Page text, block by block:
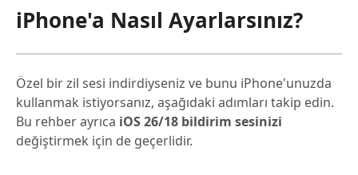
iPhone'a Nasıl Ayarlarsınız?
Özel bir zil sesi indirdiyseniz ve bunu iPhone'unuzda
kullanmak istiyorsanız, aşağıdaki adımları takip edin.
Bu rehber ayrıca iOS 26/18 bildirim sesinizi
değiştirmek için de geçerlidir.